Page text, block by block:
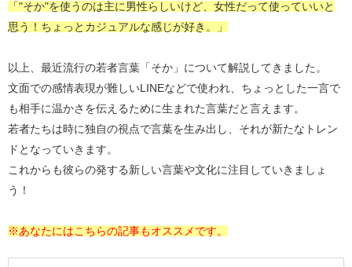
「"そか"を使うのは主に男性らしいけど、女性だって使っていいと
思う！ちょっとカジュアルな感じが好き。」
以上、最近流行の若者言葉「そか」について解説してきました。
文面での感情表現が難しいLINEなどで使われ、ちょっとした一言で
も相手に温かさを伝えるために生まれた言葉だと言えます。
若者たちは時に独自の視点で言葉を生み出し、それが新たなトレン
ドとなっていきます。
これからも彼らの発する新しい言葉や文化に注目していきましょ
う！
※あなたにはこちらの記事もオススメです。